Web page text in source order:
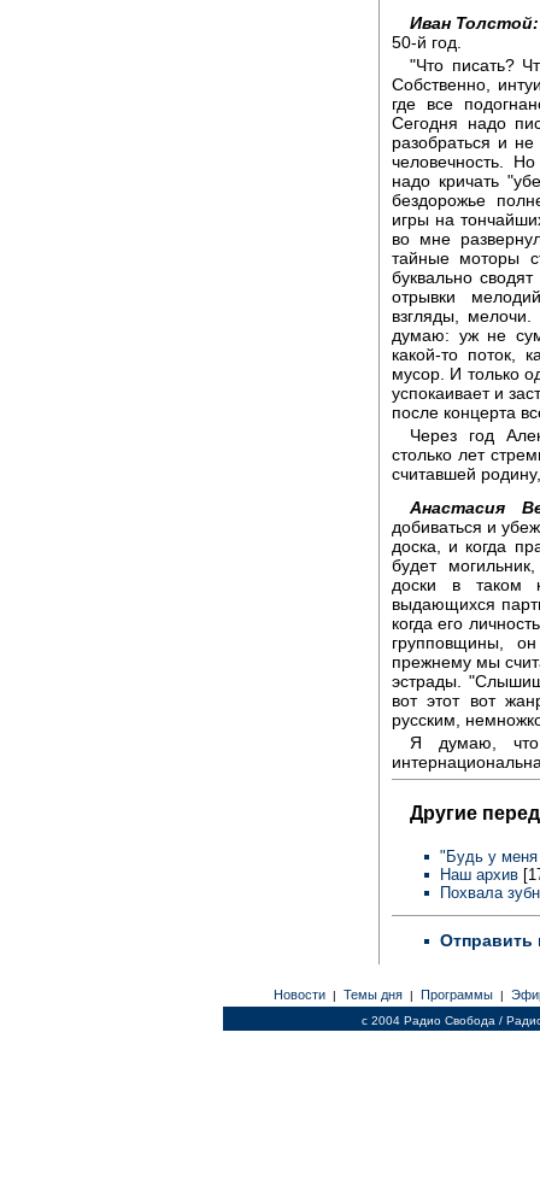
Иван Толстой:
50-й год.
"Что писать?
Собственно,
где все
Сегодня надо
разобраться и
человечность.
надо кричать
бездорожье
игры на
во мне
тайные моторы
буквально
отрывки
взгляды,
думаю: уж не
какой-то поток,
мусор. И только
успокаивает и
после концерта
Через год
столько лет
считавшей
Анастасия
добиваться и
доска, и когда
будет
доски в таком
выдающихся
когда его
групповщины,
прежнему мы
эстрады.
вот этот вот
русским,
Я думаю, что
Другие
"Будь у меня
Наш архив
Похвала
Отправить
Новости | Темы дня | Программы |
c 2004 Радио Свобода /